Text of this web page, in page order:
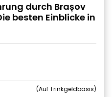
durch Brașov
besten Einblicke in
Auf Trinkgeldbasis